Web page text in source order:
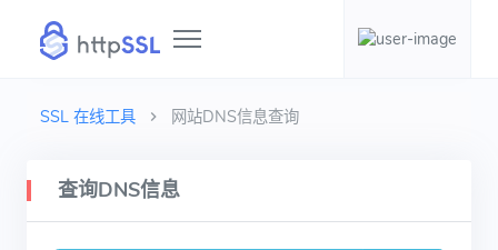
SSL 在线工具 网站DNS信息查询
查询DNS信息